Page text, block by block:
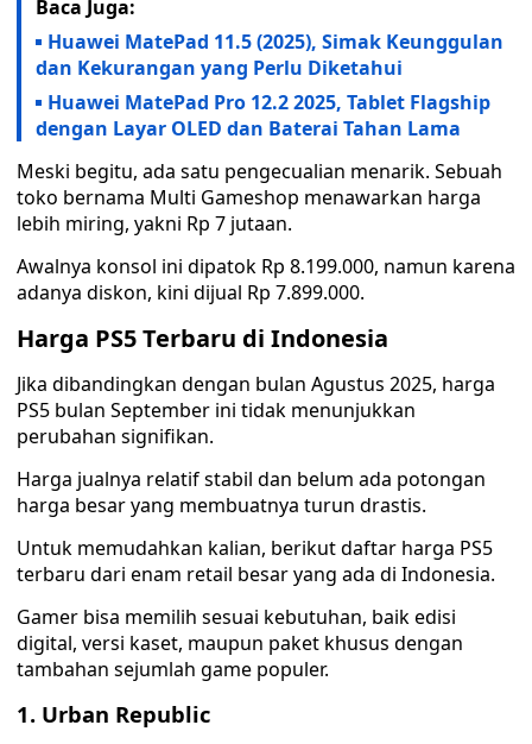
Baca Juga:
Huawei MatePad 11.5 (2025), Simak Keunggulan
dan Kekurangan yang Perlu Diketahui
Huawei MatePad Pro 12.2 2025, Tablet Flagship
dengan Layar OLED dan Baterai Tahan Lama
Meski begitu, ada satu pengecualian menarik. Sebuah
toko bernama Multi Gameshop menawarkan harga
lebih miring, yakni Rp 7 jutaan.
Awalnya konsol ini dipatok Rp 8.199.000, namun karena
adanya diskon, kini dijual Rp 7.899.000.
Harga PS5 Terbaru di Indonesia
Jika dibandingkan dengan bulan Agustus 2025, harga
PS5 bulan September ini tidak menunjukkan
perubahan signifikan.
Harga jualnya relatif stabil dan belum ada potongan
harga besar yang membuatnya turun drastis.
Untuk memudahkan kalian, berikut daftar harga PS5
terbaru dari enam retail besar yang ada di Indonesia.
Gamer bisa memilih sesuai kebutuhan, baik edisi
digital, versi kaset, maupun paket khusus dengan
tambahan sejumlah game populer.
1. Urban Republic